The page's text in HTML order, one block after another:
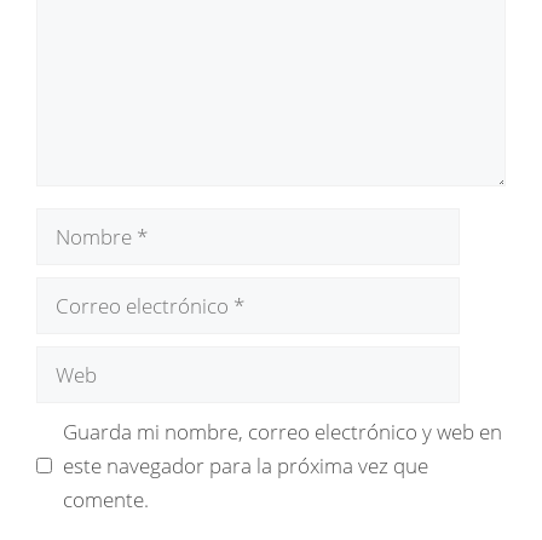
Nombre
Correo
Web
Guarda mi nombre, correo electrónico y web en
este navegador para la próxima vez que
comente.